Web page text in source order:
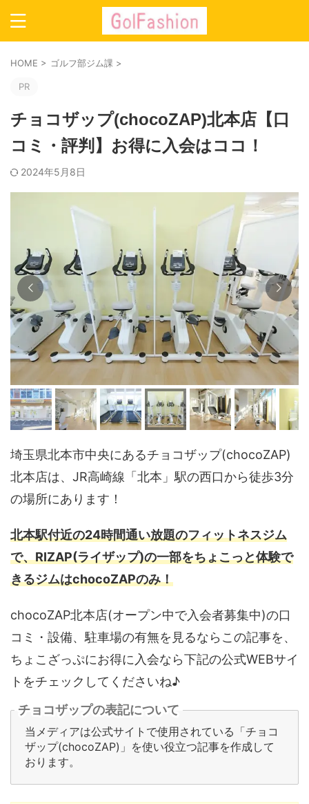
HOME > ゴルフ部ジム課 >
PR
チョコザップ(chocoZAP)北本店【口
コミ・評判】お得に入会はココ！
2024年5月8日
埼玉県北本市中央にあるチョコザップ(chocoZAP)
北本店は、JR高崎線「北本」駅の西口から徒歩3分
の場所にあります！
北本駅付近の24時間通い放題のフィットネスジム
で、RIZAP(ライザップ)の一部をちょこっと体験で
きるジムはchocoZAPのみ！
chocoZAP北本店(オープン中で入会者募集中)の口
コミ・設備、駐車場の有無を見るならこの記事を、
ちょこざっぷにお得に入会なら下記の公式WEBサイ
トをチェックしてくださいね♪
チョコザップの表記について
当メディアは公式サイトで使用されている「チョコ
ザップ(chocoZAP)」を使い役立つ記事を作成して
おります。